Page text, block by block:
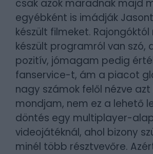
csak azok maradnak majd
egyébként is imádják
készült filmeket.
készült programról van szó,
pozitív, jómagam pedig
fanservice-t, ám a piacot
nagy számok felől nézve azt
mondjam, nem ez a lehető
döntés egy multiplayer-
videojátéknál, ahol bizony
minél több résztvevőre.